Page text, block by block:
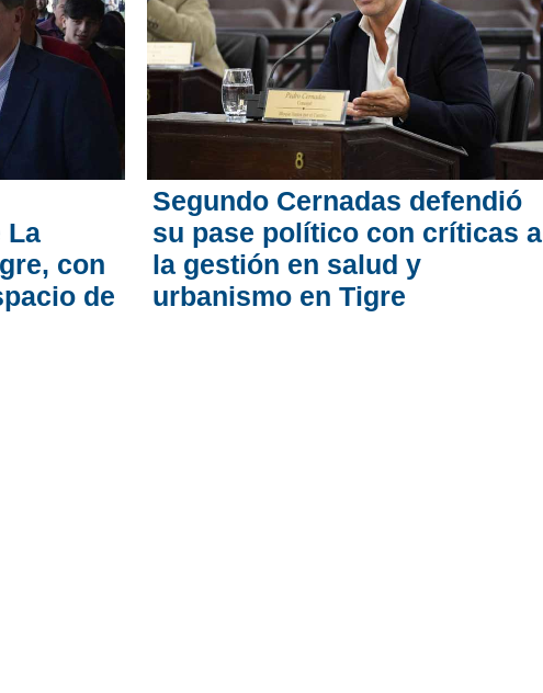
La
con
de
Segundo Cernadas defendió
su pase político con críticas a
la gestión en salud y
urbanismo en Tigre